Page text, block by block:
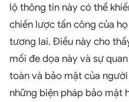
lộ thông tin này có thể
chiến lược tấn công của
tương lai. Điều này cho
mối đe dọa này và sự
toàn và bảo mật của
những biện pháp bảo mật